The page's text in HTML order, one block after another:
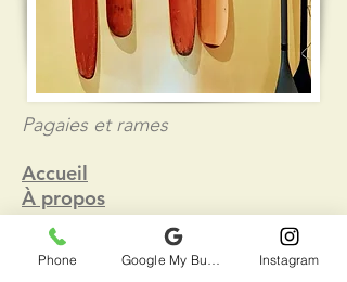
Pagaies et rames
Accueil
À propos
Réservation
FAQ
Phone Instagram